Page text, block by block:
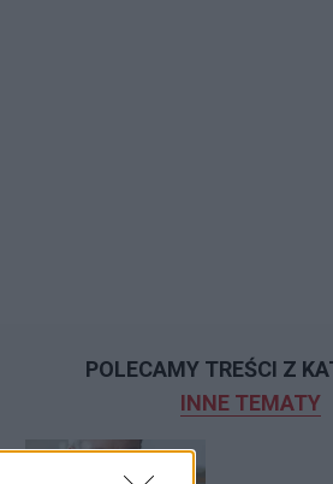
POLECAMY TREŚCI Z
INNE TEMATY